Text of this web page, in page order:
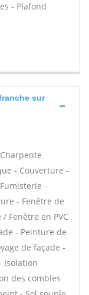
- Plafond
sur
- Couverture -
-
- Fenêtre de
Fenêtre en PVC
- Peinture de
de façade -
Isolation
des combles